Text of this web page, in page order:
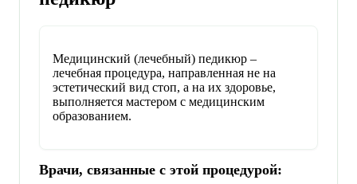
Медицинский (лечебный) педикюр –
лечебная процедура, направленная не на
эстетический вид стоп, а на их здоровье,
выполняется мастером с медицинским
образованием.
Врачи, связанные с этой процедурой: